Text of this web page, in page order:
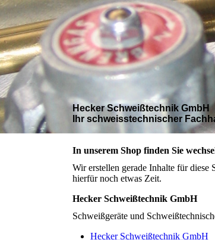
Hecker Schweißtechnik GmbH
Ihr schweisstechnischer
In unserem Shop finden Sie
Wir erstellen gerade Inhalte für diese
hierfür noch etwas Zeit.
Hecker Schweißtechnik GmbH
Schweißgeräte und
Hecker Schweißtechnik GmbH